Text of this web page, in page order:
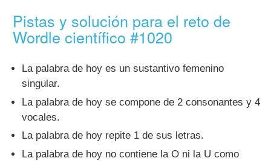
Pistas y solución para el reto de
Wordle científico #1020
La palabra de hoy es un sustantivo femenino
singular.
La palabra de hoy se compone de 2 consonantes y 4
vocales.
La palabra de hoy repite 1 de sus letras.
La palabra de hoy no contiene la O ni la U como